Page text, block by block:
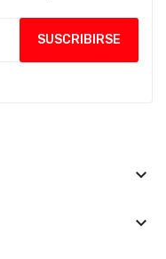
keyboard_arrow_down
keyboard_arrow_down